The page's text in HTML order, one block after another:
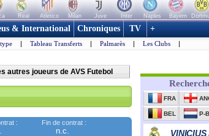
Real Atletico Milan Juve Inter Naples Bayern
& International Chroniques TV +
| Tableau Transferts | Palmarès | Les Clubs |
autres joueurs de AVS Futebol
: Fin de contrat :
n.c.